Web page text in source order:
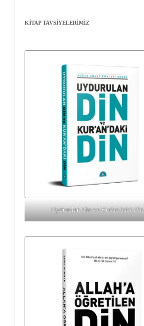
KİTAP TAVSİYELERİMİZ
Uydurulan Din ve Kur'an'daki Din